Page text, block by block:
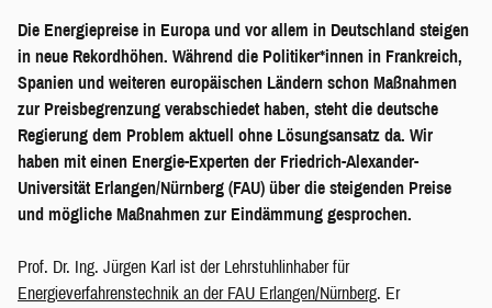
Die Energiepreise in Europa und vor allem in Deutschland steigen
in neue Rekordhöhen. Während die Politiker*innen in Frankreich,
Spanien und weiteren europäischen Ländern schon Maßnahmen
zur Preisbegrenzung verabschiedet haben, steht die deutsche
Regierung dem Problem aktuell ohne Lösungsansatz da. Wir
haben mit einen Energie-Experten der Friedrich-Alexander-
Universität Erlangen/Nürnberg (FAU) über die steigenden Preise
und mögliche Maßnahmen zur Eindämmung gesprochen.
Prof. Dr. Ing. Jürgen Karl ist der Lehrstuhlinhaber für
Energieverfahrenstechnik an der FAU Erlangen/Nürnberg. Er